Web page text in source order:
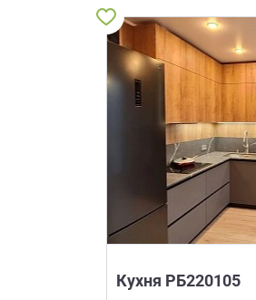
Кухня РБ220105